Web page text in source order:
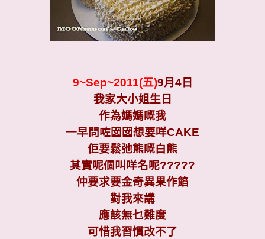
9~Sep~2011(五)9月4日
我家大小姐生日
作為媽媽嘅我
一早問咗囡囡想要咩CAKE
佢要鬆弛熊嘅白熊
其實呢個叫咩名呢?????
仲要求要金奇異果作餡
對我來講
應該無乜難度
可惜我習慣改不了